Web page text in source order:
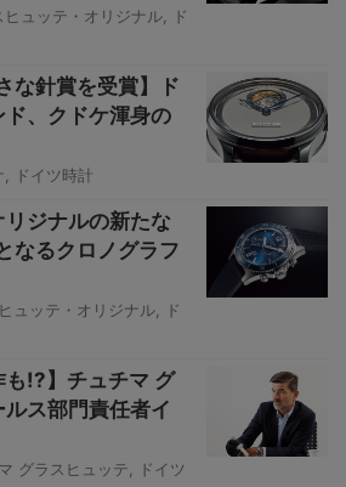
ヒュッテ・オリジナル
ド
な針賞を受賞】ド
、クドケ渾身の
ドイツ時計
ジナルの新たな
なるクロノグラフ
ュッテ・オリジナル
ド
も!?】チュチマ グ
ス部門責任者イ
グラスヒュッテ
ドイツ